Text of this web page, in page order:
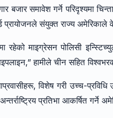
बजार समावेश गर्ने परिदृश्यमा
प्रायोजनले संयुक्त राज्य अमेरिकाले
रहेको माइग्रेसन पोलिसी
हामीले चीन सहित
विशेष गरी उच्च-
प्रतिभा आकर्षित गर्ने